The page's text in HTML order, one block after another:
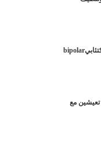
كيف تميّزون شخصًا مصابًا بالهوس الاكتئابيbipolar
تعيشين مع